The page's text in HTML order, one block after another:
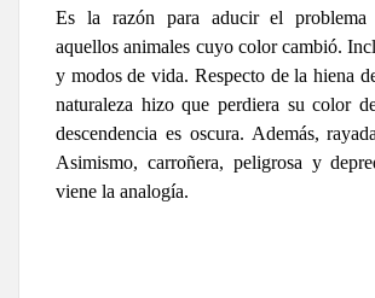
Es la razón para aducir el problema
aquellos animales cuyo color cambió.
y modos de vida. Respecto de la hiena
naturaleza hizo que perdiera su color
descendencia es oscura. Además,
Asimismo, carroñera, peligrosa y
viene la analogía.